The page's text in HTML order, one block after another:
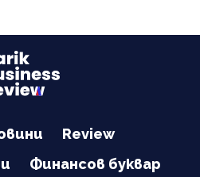
Review
Финансов буквар